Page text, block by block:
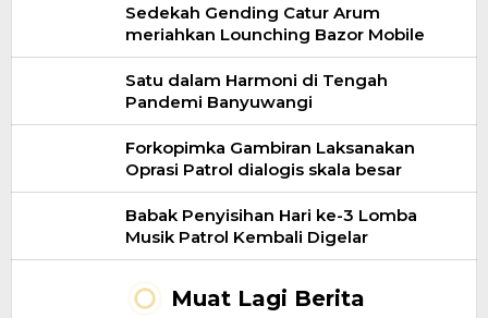
Sedekah Gending Catur Arum
meriahkan Lounching Bazor Mobile
Satu dalam Harmoni di Tengah
Pandemi Banyuwangi
Forkopimka Gambiran Laksanakan
Oprasi Patrol dialogis skala besar
Babak Penyisihan Hari ke-3 Lomba
Musik Patrol Kembali Digelar
Muat Lagi Berita